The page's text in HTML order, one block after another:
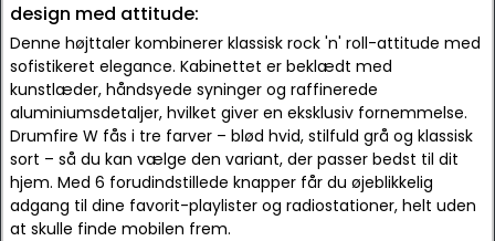
design med attitude:
Denne højttaler kombinerer klassisk rock 'n' roll-attitude med
sofistikeret elegance. Kabinettet er beklædt med
kunstlæder, håndsyede syninger og raffinerede
aluminiumsdetaljer, hvilket giver en eksklusiv fornemmelse.
Drumfire W fås i tre farver – blød hvid, stilfuld grå og klassisk
sort – så du kan vælge den variant, der passer bedst til dit
hjem. Med 6 forudindstillede knapper får du øjeblikkelig
adgang til dine favorit-playlister og radiostationer, helt uden
at skulle finde mobilen frem.